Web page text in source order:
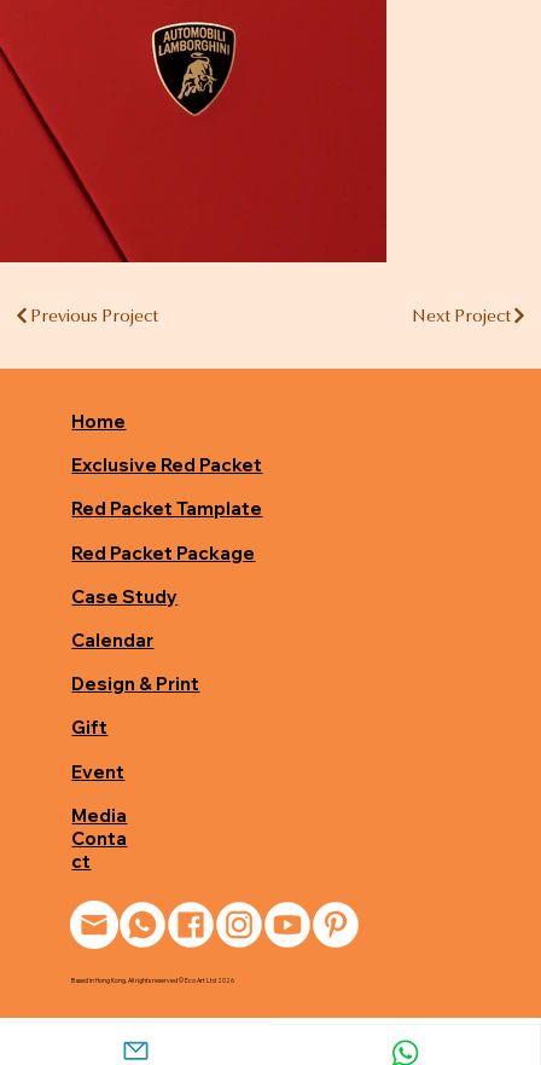
Previous Project Next Project
Home
Exclusive Red Packet
Red Packet Tamplate
Red Packet Package
Case Study
Calendar
Design & Print
Gift
Event
Media
Conta
ct
Based in Hong Kong. All rights reserved © Eco Art Ltd 2026